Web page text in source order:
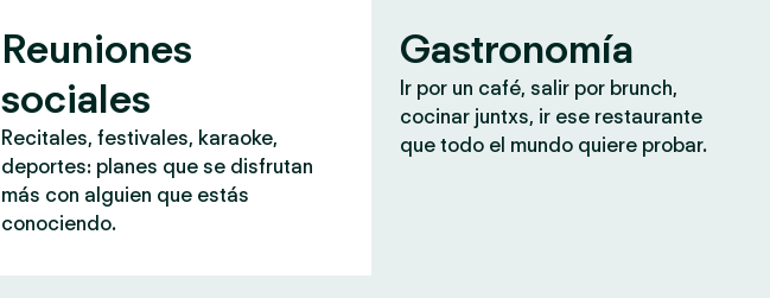
Reuniones
sociales
Recitales, festivales, karaoke,
deportes: planes que se disfrutan
más con alguien que estás
conociendo.
Gastronomía
Ir por un café, salir por brunch,
cocinar juntxs, ir ese restaurante
que todo el mundo quiere probar.